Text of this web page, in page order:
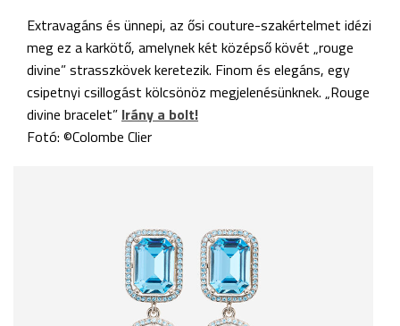
Extravagáns és ünnepi, az ősi couture-szakértelmet idézi
meg ez a karkötő, amelynek két középső kövét „rouge
divine” strasszkövek keretezik. Finom és elegáns, egy
csipetnyi csillogást kölcsönöz megjelenésünknek. „Rouge
divine bracelet” Irány a bolt!
Fotó: ©Colombe Clier